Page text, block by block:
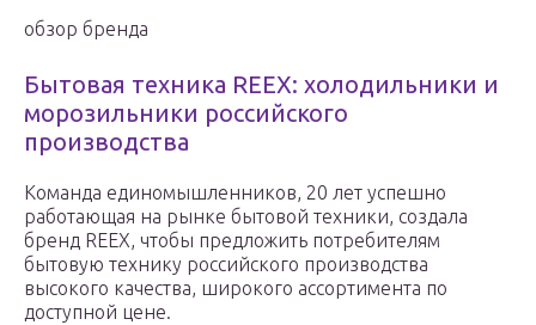
обзор бренда
Бытовая техника REEX: холодильники и
морозильники российского
производства
Команда единомышленников, 20 лет успешно
работающая на рынке бытовой техники, создала
бренд REEX, чтобы предложить потребителям
бытовую технику российского производства
высокого качества, широкого ассортимента по
доступной цене.